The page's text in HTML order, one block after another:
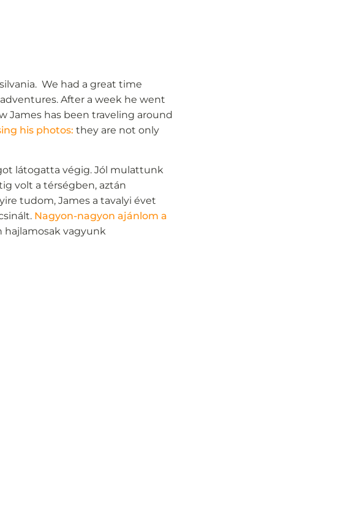
We had a great time
After a week he went
James has been traveling around
his photos: they are not only
látogatta végig. Jól mulattunk
volt a térségben, aztán
tudom, James a tavalyi évet
Nagyon-nagyon ajánlom a
hajlamosak vagyunk